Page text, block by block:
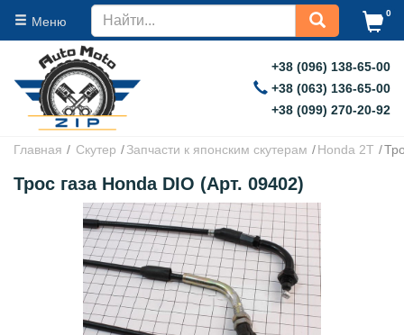
Меню
0
+38 (096) 138-65-00
+38 (063) 136-65-00
+38 (099) 270-20-92
Главная Скутер Запчасти к японским скутерам Honda 2T
Трос газа Honda DIO (Арт. 09402)